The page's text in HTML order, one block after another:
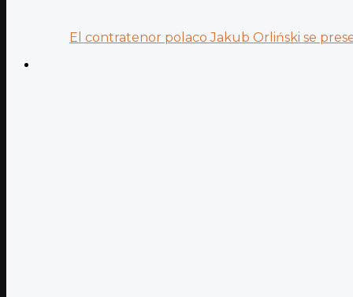
El contratenor polaco Jakub Orliński se